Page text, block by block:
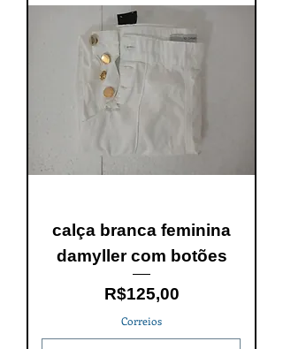
calça branca feminina
damyller com botões
Price
R$125,00
Correios